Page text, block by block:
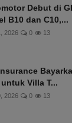
Debut di
B10 dan C10,...
2026 0 13
Villa T...
2026 0 13